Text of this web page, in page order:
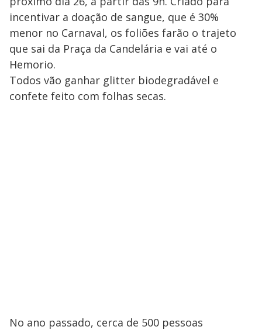
incentivar a doação de sangue, que é 30%
menor no Carnaval, os foliões farão o trajeto
que sai da Praça da Candelária e vai até o
Hemorio.
Todos vão ganhar glitter biodegradável e
confete feito com folhas secas.
No ano passado, cerca de 500 pessoas